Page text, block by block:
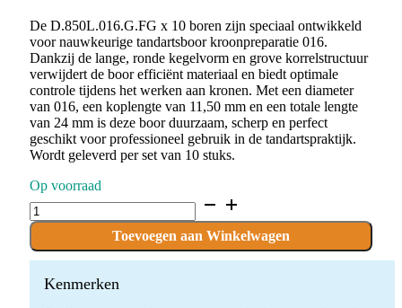
De D.850L.016.G.FG x 10 boren zijn speciaal ontwikkeld
voor nauwkeurige tandartsboor kroonpreparatie 016.
Dankzij de lange, ronde kegelvorm en grove korrelstructuur
verwijdert de boor efficiënt materiaal en biedt optimale
controle tijdens het werken aan kronen. Met een diameter
van 016, een koplengte van 11,50 mm en een totale lengte
van 24 mm is deze boor duurzaam, scherp en perfect
geschikt voor professioneel gebruik in de tandartspraktijk.
Wordt geleverd per set van 10 stuks.
Op voorraad
D.850L.016.G.FG
x
Boren
quantity
Toevoegen aan Winkelwagen
Kenmerken